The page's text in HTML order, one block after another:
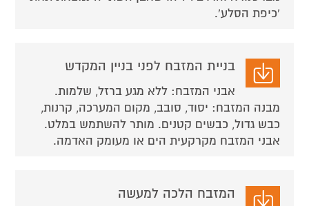
'כיפת הסלע'.
בניית המזבח לפני בניין המקדש
אבני המזבח: ללא מגע ברזל, שלמות.
מבנה המזבח: יסוד, סובב, מקום המערכה, קרנות,
כבש גדול, כבשים קטנים. מותר להשתמש במלט.
אבני המזבח מקרקעית הים או מעומק האדמה.
המזבח הלכה למעשה